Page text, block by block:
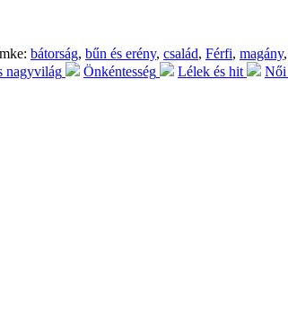
bátorság, bűn és erény, család, Férfi, magány,
nagyvilág Önkéntesség Lélek és hit Női